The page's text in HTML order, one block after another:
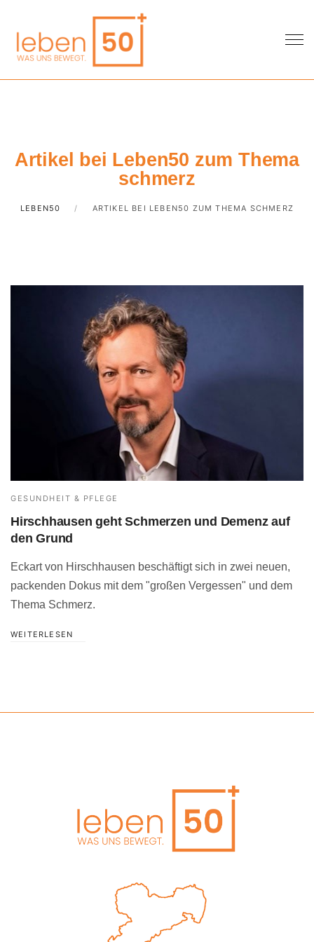
Artikel bei Leben50 zum Thema
schmerz
LEBEN50 ARTIKEL BEI LEBEN50 ZUM THEMA SCHMERZ
GESUNDHEIT & PFLEGE
Hirschhausen geht Schmerzen und Demenz auf
den Grund
Eckart von Hirschhausen beschäftigt sich in zwei neuen,
packenden Dokus mit dem "großen Vergessen" und dem
Thema Schmerz.
WEITERLESEN